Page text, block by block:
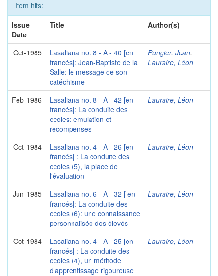
Item hits:
Issue
Date
Title Author(s)
Oct-1985
Lasaliana no. 8 - A - 40 [en
francés]: Jean-Baptiste de la
Salle: le message de son
catéchisme
Pungier, Jean;
Lauraire, Léon
Feb-1986
Lasaliana no. 8 - A - 42 [en
francés]: La conduite des
ecoles: emulation et
recompenses
Lauraire, Léon
Oct-1984
Lasaliana no. 4 - A - 26 [en
francés] : La conduite des
ecoles (5), la place de
l'évaluation
Lauraire, Léon
Jun-1985
Lasaliana no. 6 - A - 32 [ en
francés]: La conduite des
ecoles (6): une connaissance
personnalisée des élevés
Lauraire, Léon
Oct-1984
Lasaliana no. 4 - A - 25 [en
francés] : La conduite des
ecoles (4), un méthode
d'apprentissage rigoureuse
Lauraire, Léon